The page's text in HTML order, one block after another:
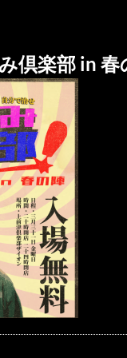
倶楽部 in 春